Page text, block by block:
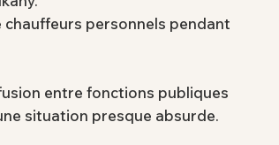
chauffeurs personnels pendant
entre fonctions publiques
situation presque absurde.